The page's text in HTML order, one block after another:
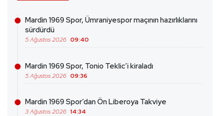
Mardin 1969 Spor, Ümraniyespor maçının hazırlıklarını
sürdürdü
5 Ağustos 2026 09:40
Mardin 1969 Spor, Tonio Teklic’i kiraladı
5 Ağustos 2026 09:36
Mardin 1969 Spor’dan Ön Liberoya Takviye
3 Ağustos 2026 14:34